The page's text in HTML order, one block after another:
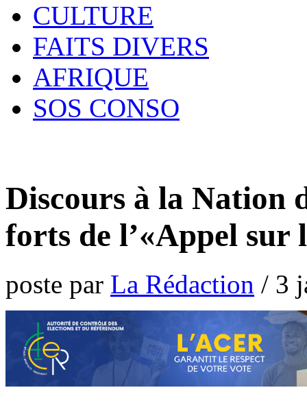
CULTURE
FAITS DIVERS
AFRIQUE
SOS CONSO
Discours à la Nation
forts de l’«Appel sur
poste par La Rédaction / 3